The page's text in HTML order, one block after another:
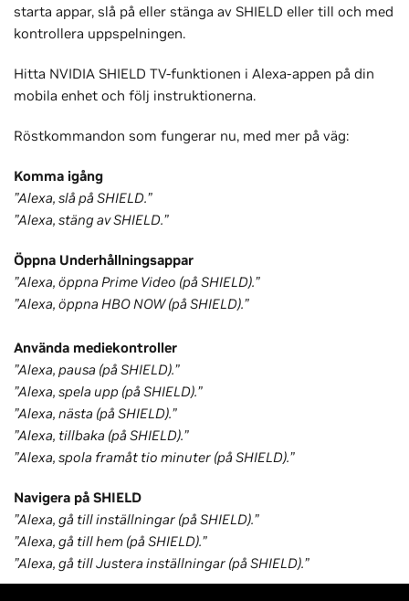
starta appar, slå på eller stänga av SHIELD eller till och med
kontrollera uppspelningen.
Hitta NVIDIA SHIELD TV-funktionen i Alexa-appen på din
mobila enhet och följ instruktionerna.
Röstkommandon som fungerar nu, med mer på väg:
Komma igång
”Alexa, slå på SHIELD.”
”Alexa, stäng av SHIELD.”
Öppna Underhållningsappar
”Alexa, öppna Prime Video (på SHIELD).”
”Alexa, öppna HBO NOW (på SHIELD).”
Använda mediekontroller
”Alexa, pausa (på SHIELD).”
”Alexa, spela upp (på SHIELD).”
”Alexa, nästa (på SHIELD).”
”Alexa, tillbaka (på SHIELD).”
”Alexa, spola framåt tio minuter (på SHIELD).”
Navigera på SHIELD
”Alexa, gå till inställningar (på SHIELD).”
”Alexa, gå till hem (på SHIELD).”
”Alexa, gå till Justera inställningar (på SHIELD).”